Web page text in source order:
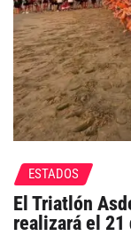
ESTADOS
El Triatlón
realizará el